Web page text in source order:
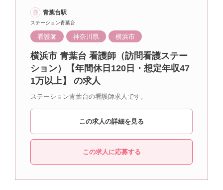
青葉台駅
ステーション青葉台
看護師 神奈川県 横浜市
横浜市 青葉台 看護師（訪問看護ステー
ション）【年間休日120日・想定年収47
1万以上】 の求人
ステーション青葉台の看護師求人です。
この求人の詳細を見る
この求人に応募する